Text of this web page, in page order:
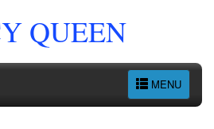
QUEEN
MENU